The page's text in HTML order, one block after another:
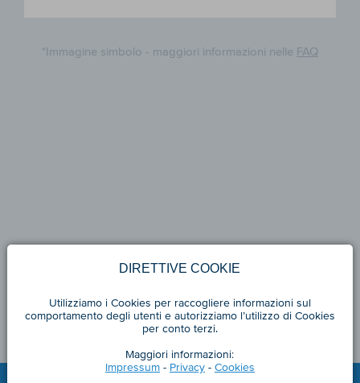
*Immagine simbolo - maggiori informazioni nelle FAQ
DIRETTIVE COOKIE
Utilizziamo i Cookies per raccogliere informazioni sul
comportamento degli utenti e autorizziamo l’utilizzo di Cookies
per conto terzi.
Maggiori informazioni:
Impressum- Privacy- Cookies